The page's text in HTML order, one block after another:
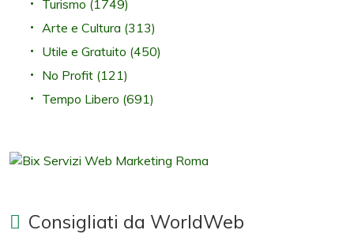
Turismo (1749)
Arte e Cultura (313)
Utile e Gratuito (450)
No Profit (121)
Tempo Libero (691)
Consigliati da WorldWeb